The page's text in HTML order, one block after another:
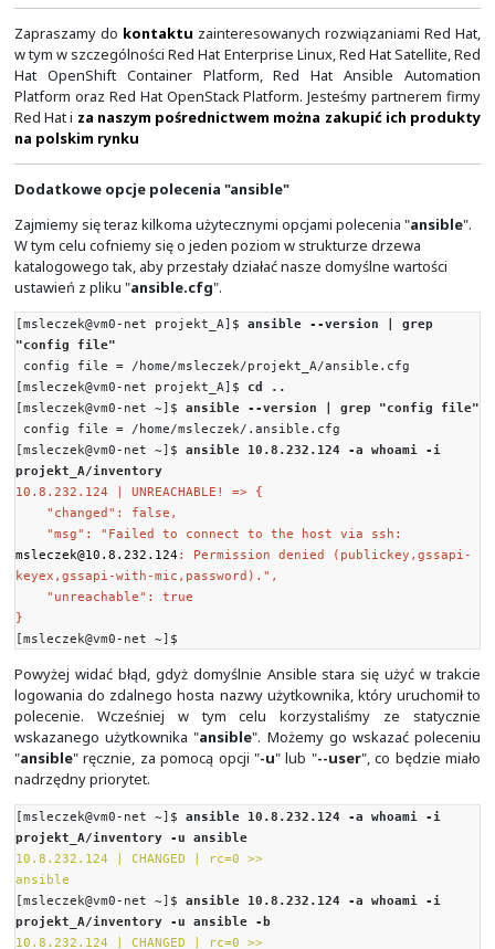
EXAMPLES:
# Test we can logon to 'webservers' and execute
json lib.
# ansible webservers -m ansible.builtin.ping
- name: Example from an Ansible Playbook
ansible.builtin.ping:
- name: Induce an exception to see what happens
ansible.builtin.ping:
data: crash
RETURN VALUES:
- ping
Value provided with the `data' parameter.
returned: success
sample: pong
type: str
[msleczek@vm0-net projekt_A]$
Zgodnie z "ansible-doc
domyślną wartość "pong
[msleczek@vm0-net projekt_A]$ansible
name ansible.builtin.ping
10.8.232.124 | SUCCESS => {
"ansible_facts": {
"discovered_interpreter_python":
"/usr/libexec/platform-python"
},
"changed": false,
"ping": "pong"
[msleczek@vm0-net projekt_A]$